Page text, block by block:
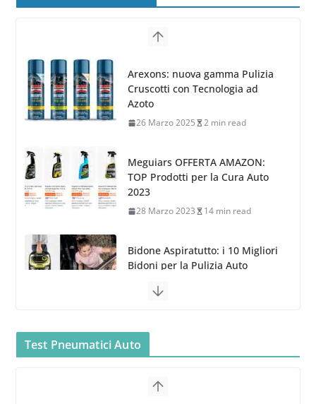
8 Aprile 2026 7 min read
l’acquisizione di Reedijk
3 Dicembre 2024 3 min read
Meguiars OFFERTA AMAZON:
TOP Prodotti per la Cura Auto
2023
28 Marzo 2023 14 min read
Bidone Aspiratutto: i 10 Migliori
Bidoni per la Pulizia Auto
6 Maggio 2022
Gun per la tua Idropulitrice?
5 Maggio 2022 2 min read
Car Care
26 Marzo 2025 2 min read
Test Pneumatici Auto